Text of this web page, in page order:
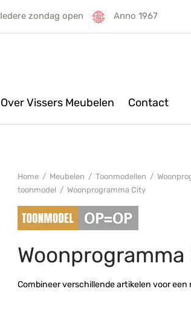
Iedere zondag open Anno 1967
Over Vissers Meubelen Contact
Home / Meubelen / Toonmodellen /
toonmodel / Woonprogramma City
Combineer verschillende artikelen voor een